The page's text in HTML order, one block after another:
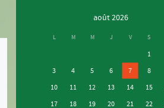
août 2026
L M M J V S
1
3
4 5 6 7 8
10
11 12 13 14 15
17
18 19 20 21 22